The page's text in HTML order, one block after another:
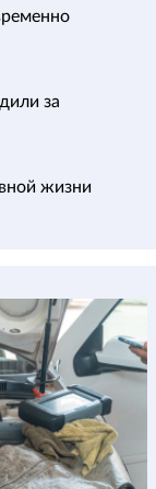
за
жизни